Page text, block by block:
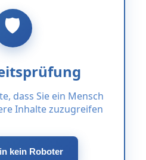
dass Sie ein Mensch
Inhalte zuzugreifen
kein Roboter